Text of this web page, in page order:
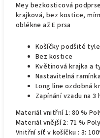
Mey bezkosticová
krajková, bez kostice,
oblékne až E prsa
Košíčky podšité
Bez kostice
Květinová krajka a
Nastavitelná ramínka
Long line ozdobná
Zapínání vzadu na 3
Materiál vnitřní 1: 80 %
Materiál vnější 2: 71 %
Vnitřní síť v košíčku : 3: